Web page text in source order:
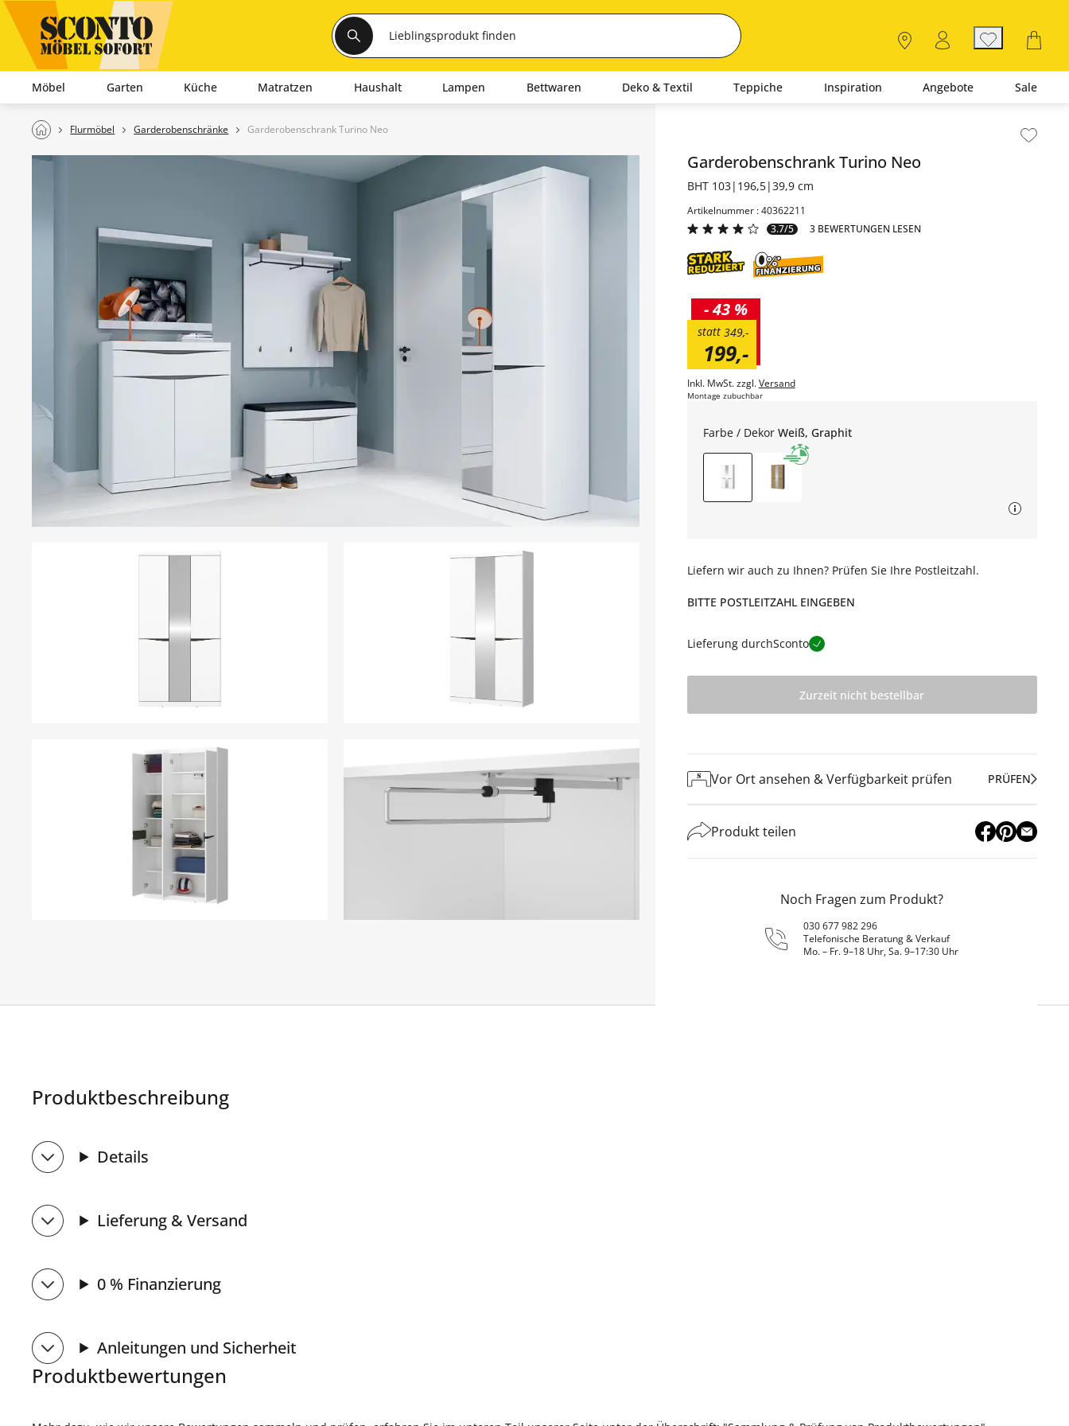
Möbel Garten Küche Matratzen Haushalt Lampen Bettwaren Deko & Textil Teppiche Inspiration Angebote Sale
Flurmöbel Garderobenschränke Garderobenschrank Turino Neo
GarderobenschrankTurino Neo
BHT 103|196,5|39,9 cm
Artikelnummer : 40362211
3.7/5
3 BEWERTUNGEN LESEN
199,-
349,-
statt
-43 %
Inkl. MwSt. zzgl.Versand
Montage zubuchbar
Farbe / Dekor Weiß, Graphit
Liefern wir auch zu Ihnen? Prüfen Sie Ihre Postleitzahl.
BITTE POSTLEITZAHL EINGEBEN
Lieferung durchSconto
Zurzeit nicht bestellbar
Vor Ort ansehen & Verfügbarkeit prüfen PRÜFEN
Produkt teilen
Noch Fragen zum Produkt?
030 677 982 296
Telefonische Beratung & Verkauf
Mo. – Fr. 9–18 Uhr, Sa. 9–17:30 Uhr
Produktbeschreibung
Details
Lieferung & Versand
0 % Finanzierung
Anleitungen und Sicherheit
Produktbewertungen